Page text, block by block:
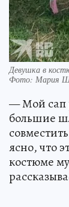
Девушка в
Фото: Мария
— Мой сап
большие
ясно, что
костюме